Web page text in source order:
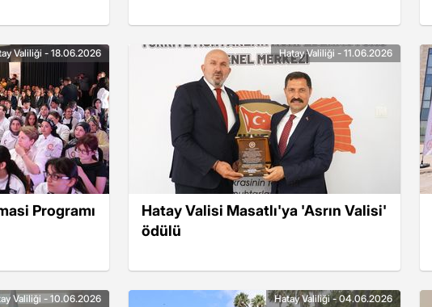
Programı
Valiliği - 18.06.2026
Hatay Valisi Masatlı'ya 'Asrın Valisi'
ödülü
Hatay Valiliği - 11.06.2026
Valiliği - 10.06.2026 Hatay Valiliği - 04.06.2026